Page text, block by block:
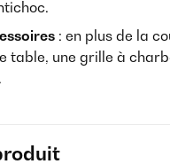
: en plus de la
table, une grille à